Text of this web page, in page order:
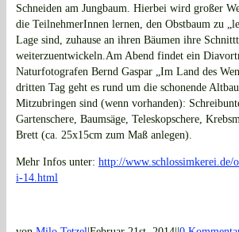
Schneiden am Jungbaum. Hierbei wird großer
die TeilnehmerInnen lernen, den Obstbaum zu
Lage sind, zuhause an ihren Bäumen ihre
weiterzuentwickeln.Am Abend findet ein
Naturfotografen Bernd Gaspar „Im Land des
dritten Tag geht es rund um die schonende
Mitzubringen sind (wenn vorhanden):
Gartenschere, Baumsäge, Teleskopschere,
Brett (ca. 25x15cm zum Maß anlegen).
Mehr Infos unter: http://www.schlossimkerei.de/
i-14.html